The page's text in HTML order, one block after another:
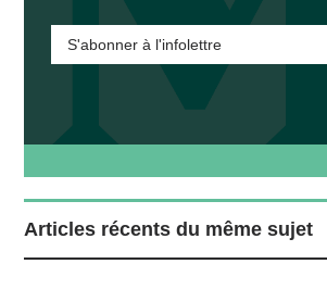
S'abonner à l'infolettre
Articles récents du même sujet